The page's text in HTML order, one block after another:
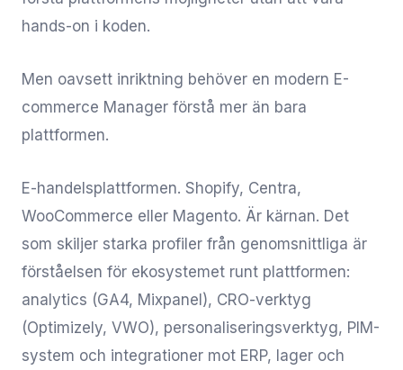
hands-on i koden.
Men oavsett inriktning behöver en modern E-
commerce Manager förstå mer än bara
plattformen.
E-handelsplattformen. Shopify, Centra,
WooCommerce eller Magento. Är kärnan. Det
som skiljer starka profiler från genomsnittliga är
förståelsen för ekosystemet runt plattformen:
analytics (GA4, Mixpanel), CRO-verktyg
(Optimizely, VWO), personaliseringsverktyg, PIM-
system och integrationer mot ERP, lager och